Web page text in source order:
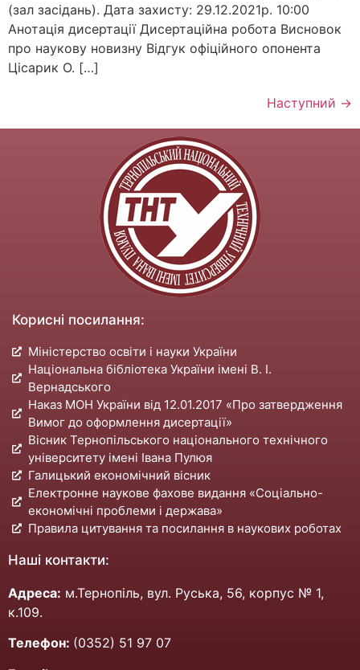
(зал засідань). Дата захисту: 29.12.2021р. 10:00
Анотація дисертації Дисертаційна робота Висновок
про наукову новизну Відгук офіційного опонента
Цісарик О. […]
Наступний →
Корисні посилання:
Міністерство освіти і науки України
Національна бібліотека України імені В. І.
Вернадського
Наказ МОН України від 12.01.2017 «Про затвердження
Вимог до оформлення дисертації»
Вісник Тернопільського національного технічного
університету імені Івана Пулюя
Галицький економічний вісник
Електронне наукове фахове видання «Соціально-
економічні проблеми і держава»
Правила цитування та посилання в наукових роботах
Наші контакти:
Адреса: м.Тернопіль, вул. Руська, 56, корпус № 1,
к.109.
Телефон: (0352) 51 97 07